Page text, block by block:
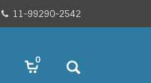
11-99290-2542
0